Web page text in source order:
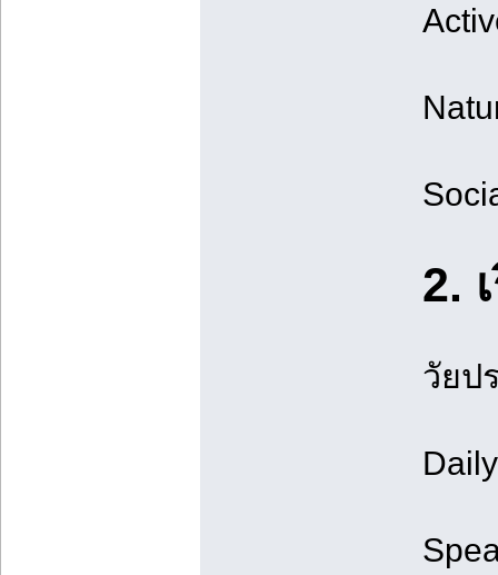
2.
วัยป